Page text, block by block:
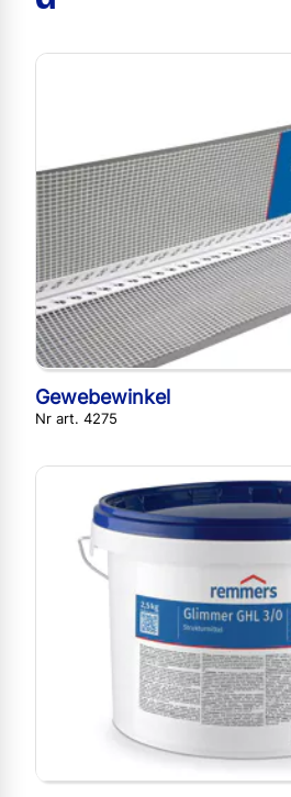
Gewebewinkel
Nr art. 4275